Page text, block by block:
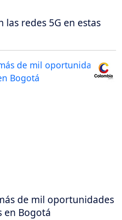
las redes 5G en estas
de mil oportunidades
en Bogotá